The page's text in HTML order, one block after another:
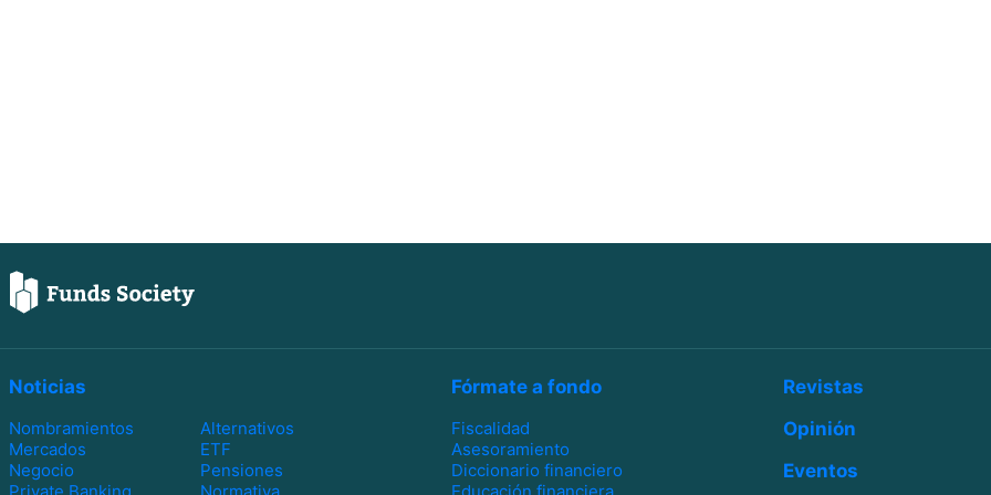
Noticias
Nombramientos
Alternativos
Mercados
ETF
Negocio
Pensiones
Fórmate a fondo
Fiscalidad
Asesoramiento
Diccionario financiero
Revistas
Opinión
Eventos